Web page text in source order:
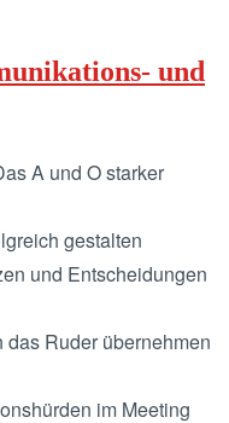
und
A und O starker
gestalten
und Entscheidungen
Ruder übernehmen
im Meeting